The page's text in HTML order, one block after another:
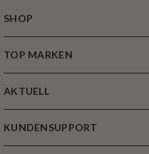
SHOP
TOP MARKEN
AKTUELL
KUNDENSUPPORT